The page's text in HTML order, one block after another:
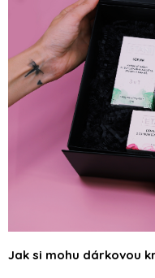
Jak si mohu dárkovou